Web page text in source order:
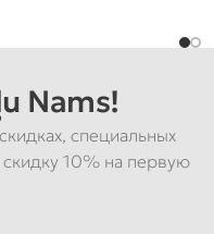
Nams!
специальных
10% на первую